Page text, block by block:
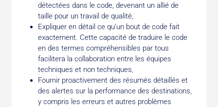
détectées dans le code, devenant un allié de
taille pour un travail de qualité,
Expliquer en détail ce qu’un bout de code fait
exactement. Cette capacité de traduire le code
en des termes compréhensibles par tous
facilitera la collaboration entre les équipes
techniques et non techniques,
Fournir proactivement des résumés détaillés et
des alertes sur la performance des destinations,
y compris les erreurs et autres problèmes